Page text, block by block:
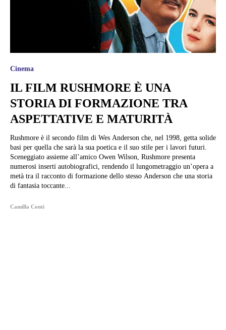
Cinema
IL FILM RUSHMORE È UNA
STORIA DI FORMAZIONE TRA
ASPETTATIVE E MATURITÀ
Rushmore è il secondo film di Wes Anderson che, nel 1998, getta solide
basi per quella che sarà la sua poetica e il suo stile per i lavori futuri.
Sceneggiato assieme all’amico Owen Wilson, Rushmore presenta
numerosi inserti autobiografici, rendendo il lungometraggio un’opera a
metà tra il racconto di formazione dello stesso Anderson che una storia
di fantasia toccante...
Camilla Conti